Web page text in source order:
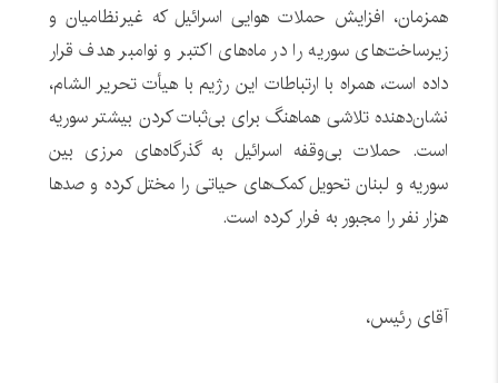
همزمان، افزایش حملات هوایی اسرائیل که غیرنظامیان و
زیرساخت‌های سوریه را در ماه‌های اکتبر و نوامبر هدف قرار
داده است، همراه با ارتباطات این رژیم با هیأت تحریر الشام،
نشان‌دهنده تلاشی هماهنگ برای بی‌ثبات کردن بیشتر سوریه
است. حملات بی‌وقفه اسرائیل به گذرگاه‌های مرزی بین
سوریه و لبنان تحویل کمک‌های حیاتی را مختل کرده و صدها
هزار نفر را مجبور به فرار کرده است.
آقای رئیس،